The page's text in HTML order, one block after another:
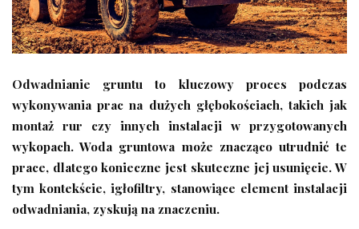
Odwadnianie gruntu to kluczowy proces podczas
wykonywania prac na dużych głębokościach, takich jak
montaż rur czy innych instalacji w przygotowanych
wykopach. Woda gruntowa może znacząco utrudnić te
prace, dlatego konieczne jest skuteczne jej usunięcie. W
tym kontekście, igłofiltry, stanowiące element instalacji
odwadniania, zyskują na znaczeniu.